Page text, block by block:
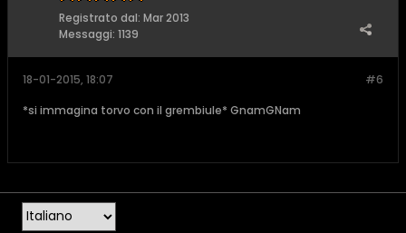
Registrato dal: Mar 2013
Messaggi: 1139
#6
18-01-2015, 18:07
*si immagina torvo con il grembiule* GnamGNam